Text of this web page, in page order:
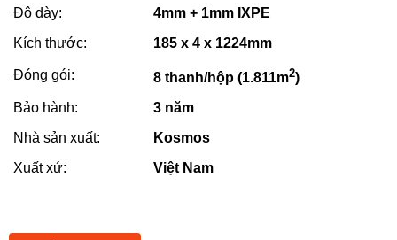
Độ dày:
4mm + 1mm IXPE
Kích thước:
185 x 4 x 1224mm
Đóng gói: 8 thanh/hộp (1.811m2)
Bảo hành:
3 năm
Nhà sản xuất:
Kosmos
Xuất xứ:
Việt Nam